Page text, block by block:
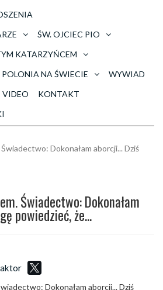
ŚW. OJCIEC PIO
KATARZYŃCEM
POLONIA NA ŚWIECIE
WYWIAD
VIDEO
KONTAKT
Dokonałam aborcji... Dziś
Świadectwo: Dokonałam
powiedzieć, że...